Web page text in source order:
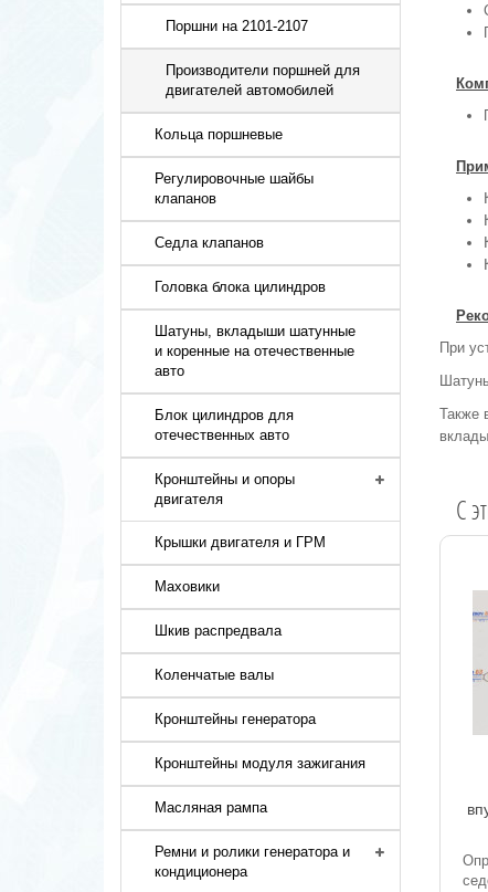
Поршни на 2101-2107
Производители поршней для
двигателей автомобилей
Кольца поршневые
Регулировочные шайбы
клапанов
Седла клапанов
Головка блока цилиндров
Шатуны, вкладыши шатунные
и коренные на отечественные
авто
Блок цилиндров для
отечественных авто
Кронштейны и опоры
двигателя
Крышки двигателя и ГРМ
Маховики
Шкив распредвала
Коленчатые валы
Кронштейны генератора
Кронштейны модуля зажигания
Масляная рампа
Ремни и ролики генератора и
кондиционера
При
Также
C